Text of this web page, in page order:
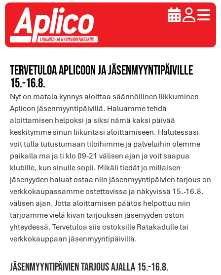
Tervetuloa Aplicoon ja jäsenmyyntipäiville
15.-16.8.
Nyt on matala kynnys aloittaa säännöllinen liikkuminen
Aplicon jäsenmyyntipäivillä. Haluamme tehdä
aloittamisen helpoksi ja siksi nämä kaksi päivää
keskitymme sinun liikuntasi aloittamiseen. Halutessasi
voit tulla tutustumaan tiloihimme ja palveluihin olemme
paikalla ma ja ti klo 09-21 välisen ajan ja voit saapua
klubille, kun sinulle sopii. Mikäli tiedät jo millaisen
jäsenyyden haluat ostaa niin jäsenmyyntipäivien tarjous on
verkkokaupassamme ostettavissa ja näkyvissä 15.-16.8.
välisen ajan. Jotta aloittamisen päätös helpottuu niin
tarjoamme vielä kivan tarjouksen jäsenyyden oston
yhteydessä. Tervetuloa siis ostoksille Ratakadulle tai
verkkokauppaan jäsenmyyntipäivillä.
Jäsenmyyntipäivien tarjous ajalla 15.-16.8.